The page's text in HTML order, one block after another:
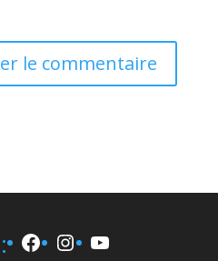
Facebook
Instagram
YouTube